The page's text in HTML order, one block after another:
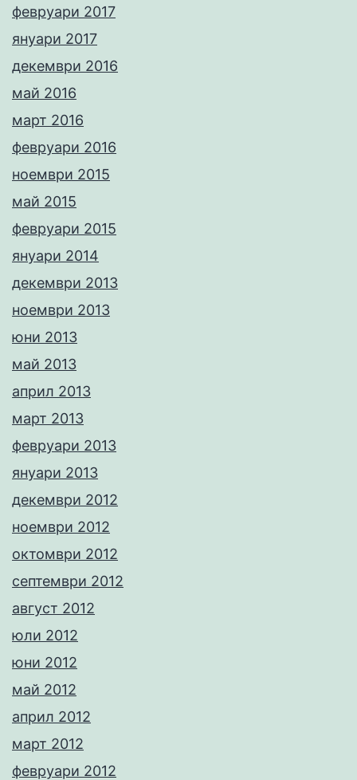
февруари 2017
януари 2017
декември 2016
май 2016
март 2016
февруари 2016
ноември 2015
май 2015
февруари 2015
януари 2014
декември 2013
ноември 2013
юни 2013
май 2013
април 2013
март 2013
февруари 2013
януари 2013
декември 2012
ноември 2012
октомври 2012
септември 2012
август 2012
юли 2012
юни 2012
май 2012
април 2012
март 2012
февруари 2012